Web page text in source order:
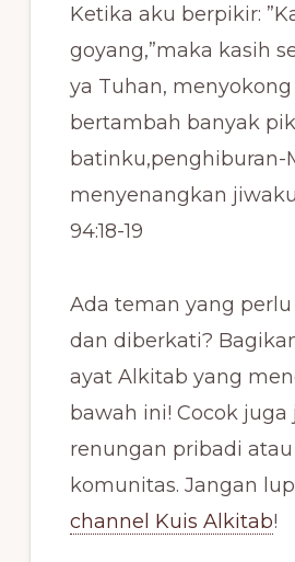
Ketika aku berpikir:
goyang,”maka kasih
ya Tuhan,
bertambah banyak
batinku,penghiburan-
menyenangkan
94:18-19
Ada teman yang
dan diberkati?
ayat Alkitab yang
bawah ini! Cocok juga
renungan pribadi
komunitas. Jangan
channel Kuis Alkitab!